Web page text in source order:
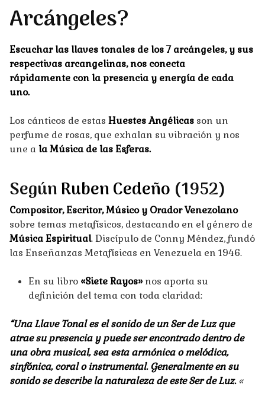
Arcángeles?
Escuchar las llaves tonales de los 7 arcángeles, y sus
respectivas arcangelinas, nos conecta
rápidamente con la presencia y energía de cada
uno.
Los cánticos de estas Huestes Angélicas son un
perfume de rosas, que exhalan su vibración y nos
une a la Música de las Esferas.
SegúnRuben Cedeño (1952)
Compositor, Escritor, Músico y Orador Venezolano
sobre temas metafísicos, destacando en el género de
Música Espiritual. Discípulo de Conny Méndez, fundó
las Enseñanzas Metafísicas en Venezuela en 1946.
En su libro «Siete Rayos» nos aporta su
definición del tema con toda claridad:
“Una Llave Tonal es el sonido de un Ser de Luz que
atrae su presencia y puede ser encontrado dentro de
una obra musical, sea esta armónica o melódica,
sinfónica, coral o instrumental. Generalmente en su
sonido se describe la naturaleza de este Ser de Luz. «